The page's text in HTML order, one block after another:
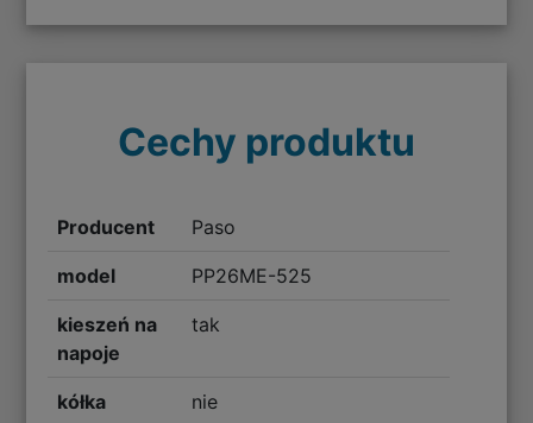
Cechy produktu
Producent Paso
model PP26ME-525
kieszeń na
napoje
tak
kółka nie